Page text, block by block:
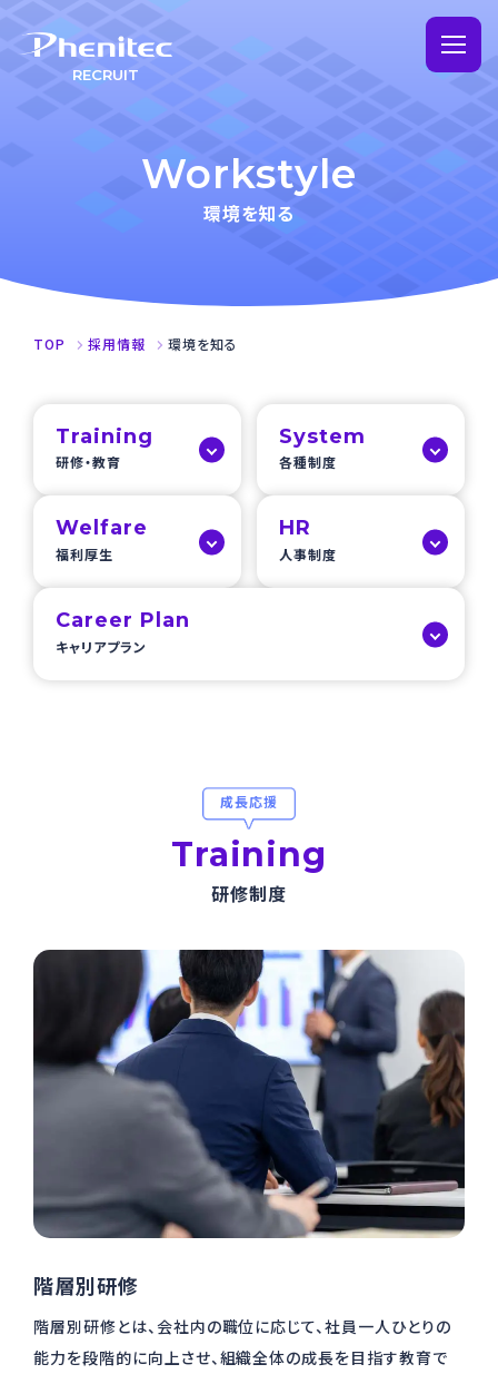
RECRUIT
営業部門
拠点を知る
FAQ
Workstyle
環境を知る
TOP 採用情報 環境を知る
Training
研修・教育
System
各種制度
Welfare
福利厚生
HR
人事制度
Career Plan
キャリアプラン
成長応援
Training
研修制度
階層別研修
階層別研修とは、会社内の職位に応じて、社員⼀⼈ひとりの
能⼒を段階的に向上させ、組織全体の成⻑を⽬指す教育で